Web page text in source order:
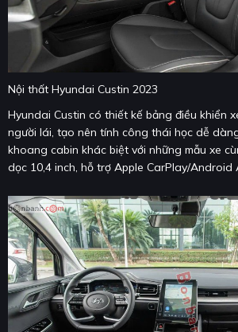
Nội thất Hyundai Custin 2023
Hyundai Custin có thiết kế bảng điều khiển
người lái, tạo nên tính công thái học dễ
khoang cabin khác biệt với những mẫu xe
dọc 10,4 inch, hỗ trợ Apple CarPlay/Android